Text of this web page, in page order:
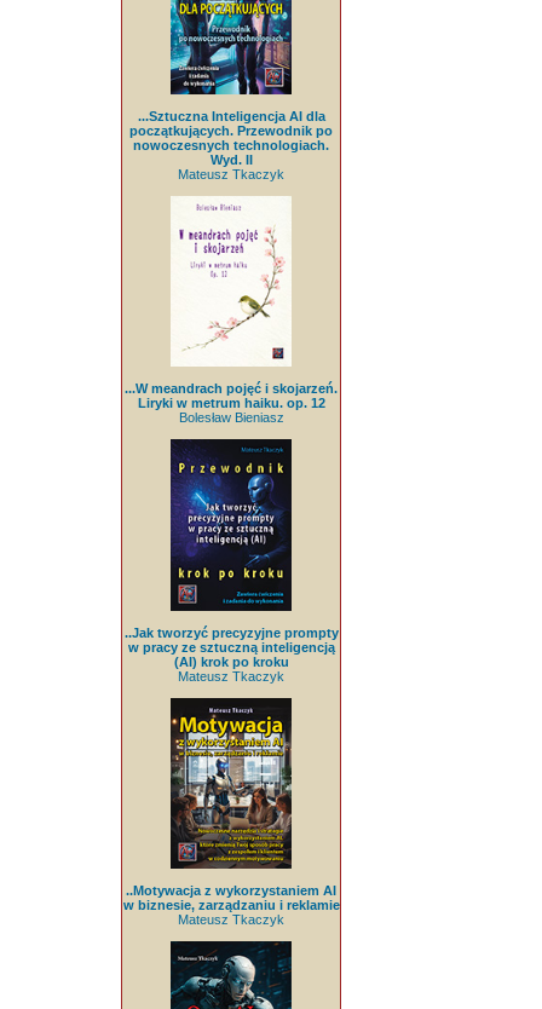
...Sztuczna Inteligencja AI dla
początkujących. Przewodnik po
nowoczesnych technologiach.
Wyd. II
Mateusz Tkaczyk
...W meandrach pojęć i skojarzeń.
Liryki w metrum haiku. op. 12
Bolesław Bieniasz
..Jak tworzyć precyzyjne prompty
w pracy ze sztuczną inteligencją
(AI) krok po kroku
Mateusz Tkaczyk
..Motywacja z wykorzystaniem AI
w biznesie, zarządzaniu i reklamie
Mateusz Tkaczyk